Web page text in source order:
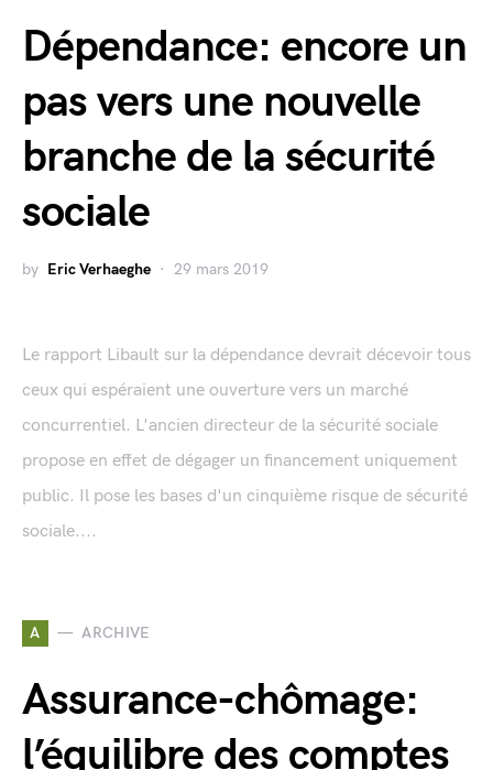
Dépendance: encore un
pas vers une nouvelle
branche de la sécurité
sociale
by Eric Verhaeghe 29 mars 2019
Le rapport Libault sur la dépendance devrait décevoir tous
ceux qui espéraient une ouverture vers un marché
concurrentiel. L'ancien directeur de la sécurité sociale
propose en effet de dégager un financement uniquement
public. Il pose les bases d'un cinquième risque de sécurité
sociale....
A ARCHIVE
Assurance-chômage:
l’équilibre des comptes